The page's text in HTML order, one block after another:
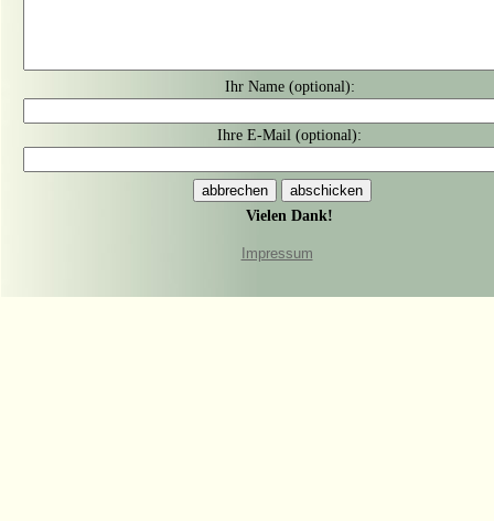
Ihr Name (optional):
Ihre E-Mail (optional):
Vielen Dank!
Impressum